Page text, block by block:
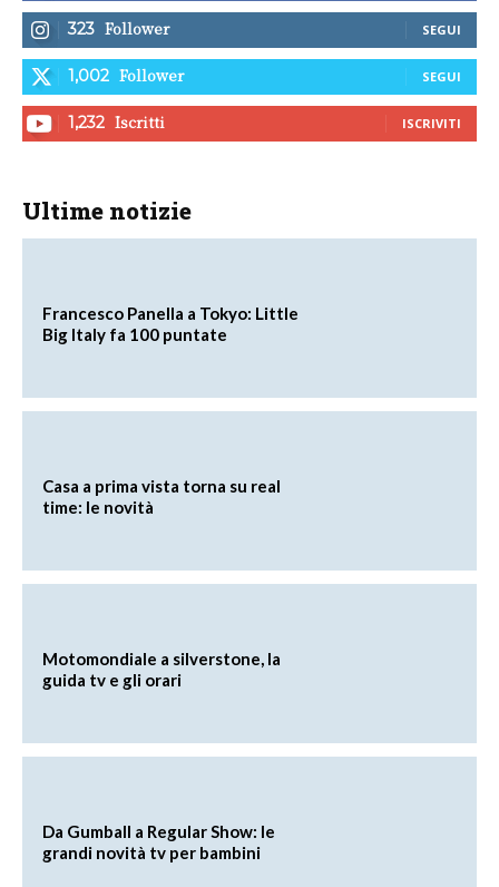
323 Follower SEGUI
1,002 Follower SEGUI
1,232 Iscritti ISCRIVITI
Ultime notizie
Francesco Panella a Tokyo: Little
Big Italy fa 100 puntate
Casa a prima vista torna su real
time: le novità
Motomondiale a silverstone, la
guida tv e gli orari
Da Gumball a Regular Show: le
grandi novità tv per bambini